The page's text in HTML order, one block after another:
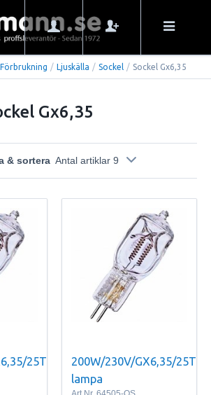
Förbrukning / Ljuskälla / Sockel / Sockel Gx6,35
Gx6,35
& sortera Antal artiklar 9
25T
200W/230V/GX6,35/25T
lampa